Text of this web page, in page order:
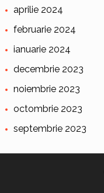
aprilie 2024
februarie 2024
ianuarie 2024
decembrie 2023
noiembrie 2023
octombrie 2023
septembrie 2023